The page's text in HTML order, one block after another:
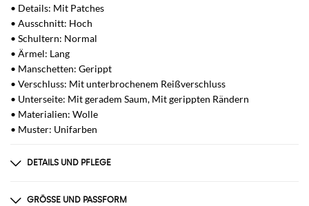
• Details: Mit Patches
• Ausschnitt: Hoch
• Schultern: Normal
• Ärmel: Lang
• Manschetten: Gerippt
• Verschluss: Mit unterbrochenem Reißverschluss
• Unterseite: Mit geradem Saum, Mit gerippten Rändern
• Materialien: Wolle
• Muster: Unifarben
DETAILS UND PFLEGE
100 AFGRÖSSE UND PASSFORM